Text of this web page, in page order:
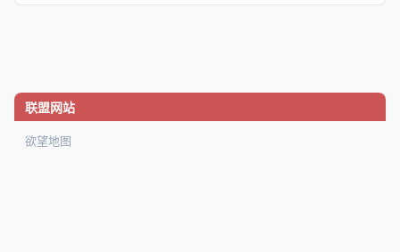
联盟网站
欲望地图